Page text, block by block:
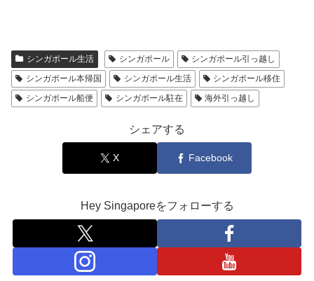
シンガポール生活 シンガポール
シンガポール引っ越し
シンガポール本帰国
シンガポール生活
シンガポール移住
シンガポール船便
シンガポール駐在 海外引っ越し
シェアする
X Facebook
Hey Singaporeをフォローする